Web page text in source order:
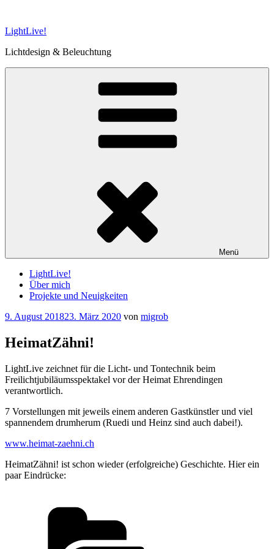
springen
LightLive!
Lichtdesign & Beleuchtung
Menü
LightLive!
Über mich
Projekte und Neuigkeiten
Veröffentlicht
9. August 201823. März 2020 von migrob
HeimatZähni!
LightLive zeichnet für die Licht- und Tontechnik beim
Freilichtjubiläumsspektakel vor der Heimat Ehrendingen
verantwortlich.
7 Vorstellungen mit jeweils einem anderen Gastkünstler und viel
spannendem drumherum (Ruedi und Heinz sind auch dabei!).
www.heimat-zaehni.ch
HeimatZähni! ist schon wieder (erfolgreiche) Geschichte. Hier ein
paar Eindrücke: